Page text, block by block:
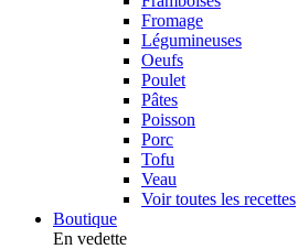
Fromage
Légumineuses
Oeufs
Poulet
Pâtes
Poisson
Porc
Tofu
Veau
Voir toutes les recettes
Boutique
En vedette